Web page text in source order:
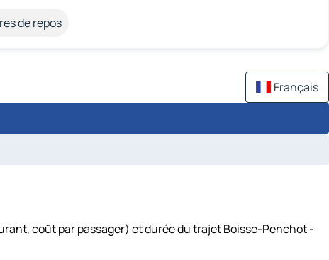
de repos
Français
coût par passager) et durée du trajet Boisse-Penchot -